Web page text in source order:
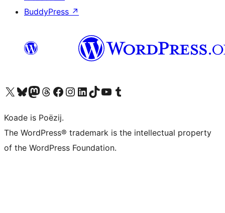
BuddyPress ↗
Visit our X (formerly Twitter) account
Visit our Bluesky account
Visit our Mastodon account
Visit our Threads account
Besykje ús Facebook sideBesykje ús Instagram-akkount
Besykje ús LinkedIn akkount
Visit our TikTok account
Visit our YouTube channel
Visit our Tumblr account
Koade is Poëzij.
The WordPress® trademark is the intellectual property
of the WordPress Foundation.